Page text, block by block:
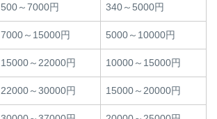
500～7000円 340～5000円
7000～15000円 5000～10000円
15000～22000円 10000～15000円
22000～30000円 15000～20000円